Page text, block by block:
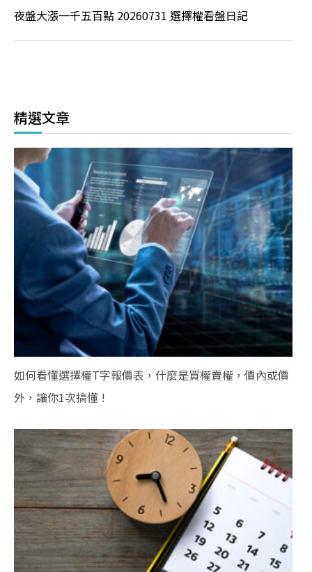
夜盤大漲一千五百點 20260731 選擇權看盤日記
精選文章
如何看懂選擇權T字報價表，什麼是買權賣權，價內或價
外，讓你1次搞懂 !